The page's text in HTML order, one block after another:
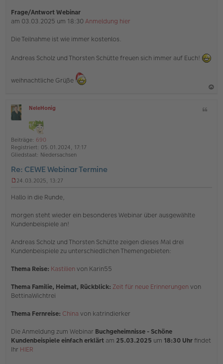
Frage/Antwort Webinar
am 03.03.2025 um 18:30Anmeldung hier
Die Teilnahme ist wie immer kostenlos.
Andreas Scholz und Thorsten Schütte freuen sich immer auf Euch!
weihnachtliche Grüße
ff
n
e
NeleHonig
Beiträge: 690
Registriert: 05.01.2024, 17:17
Gliedstaat: Niedersachsen
Re: CEWE Webinar Termine
g
l
e
n
e
B
t
r
g
24.03.2025, 13:27
Hallo in die Runde,
morgen steht wieder ein besonderes Webinar über ausgewählte
Kundenbeispiele an!
Andreas Scholz und Thorsten Schütte zeigen dieses Mal drei
Kundenbeispiele zu unterschiedlichen Themengebieten:
Thema Reise: Kastilienvon Karin55
Thema Familie, Heimat, Rückblick: Zeit für neue Erinnerungenvon
BettinaWichtrei
Thema Fernreise: China von katrindierker
Die Anmeldung zum Webinar Buchgeheimnisse - Schöne
Kundenbeispiele einfach erklärt am 25.03.2025 um 18:30 Uhrfindet
Ihr HIER